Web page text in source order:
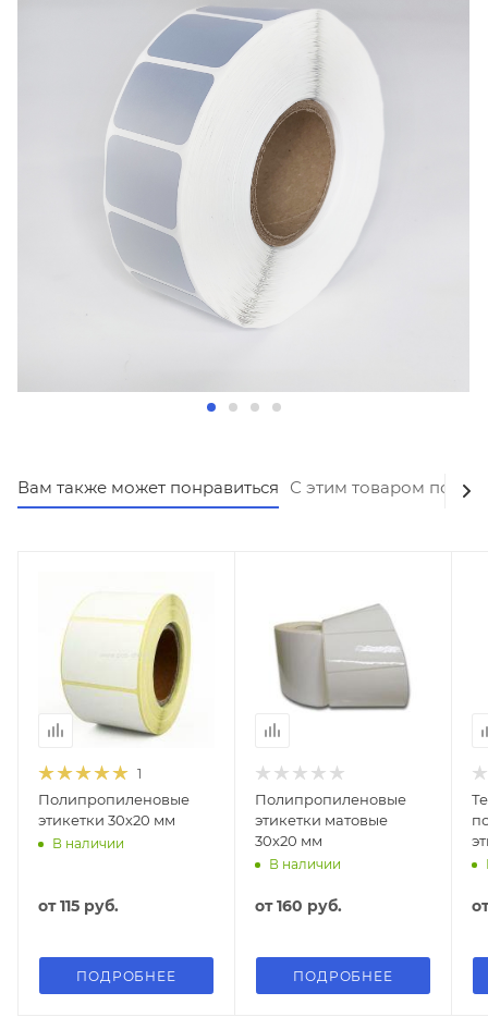
Вам также может понравиться С этим товаром
1
Полипропиленовые
этикетки 30х20 мм
В наличии
от115 руб.
ПОДРОБНЕЕ
Полипропиленовые
этикетки матовые
30х20 мм
В наличии
от160 руб.
ПОДРОБНЕЕ